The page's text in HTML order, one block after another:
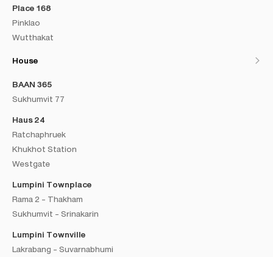
Place 168
Pinklao
Wutthakat
House
BAAN 365
Sukhumvit 77
Haus 24
Ratchaphruek
Khukhot Station
Westgate
Lumpini Townplace
Rama 2 - Thakham
Sukhumvit - Srinakarin
Lumpini Townville
Lakrabang - Suvarnabhumi